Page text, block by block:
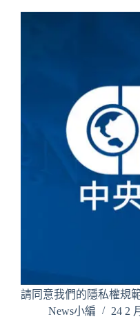
請同意我們的隱私權規
News小編
24 2